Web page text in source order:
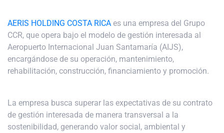
AERIS HOLDING COSTA RICA es una empresa del Grupo
CCR, que opera bajo el modelo de gestión interesada al
Aeropuerto Internacional Juan Santamaría (AIJS),
encargándose de su operación, mantenimiento,
rehabilitación, construcción, financiamiento y promoción.
La empresa busca superar las expectativas de su contrato
de gestión interesada de manera transversal a la
sostenibilidad, generando valor social, ambiental y